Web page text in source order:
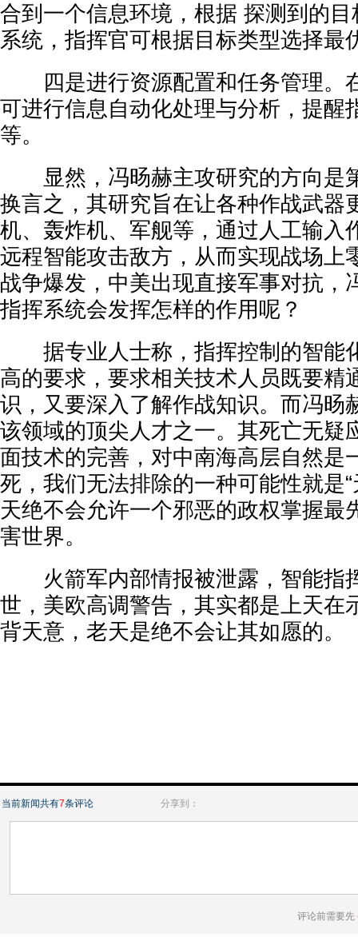
合到一个信息环境，根据 探测到的
系统，指挥官可根据目标类型选择最
四是进行资源配置和任务管理。
可进行信息自动化处理与分析，提醒
等。
显然，冯旸赫主攻研究的方向是
换言之，其研究旨在让各种作战武器
机、轰炸机、军舰等，通过人工输入
远程智能攻击敌方，从而实现战场上
战争爆发，中美出现直接军事对抗，
指挥系统会发挥怎样的作用呢？
据专业人士称，指挥控制的智能
高的要求，要求相关技术人员既要精
识，又要深入了解作战知识。而冯旸
该领域的顶尖人才之一。其死亡无疑
面技术的完善，对中南海高层自然是
死，我们无法排除的一种可能性就是
天绝不会允许一个邪恶的政权掌握最
害世界。
火箭军内部情报被泄露，智能指
世，美欧高调警告，其实都是上天在
背天意，老天是绝不会让其如愿的。
当前新闻共有7条评论 分享到：
评论前需要先